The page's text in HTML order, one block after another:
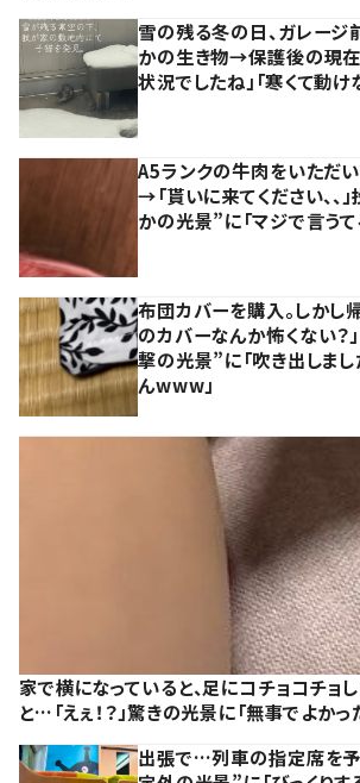
雪の残る冬の日、ガレージ
かの生き物→保護後の現
状況でしたね」「寒くて動け
A5ランクの牛肉をいただい
→「貰いに来てください、、
かの光景”に「マジで言うて
布団カバーを購入。しかし
のカバーなんか怖くない？
撃の光景”に「吹き出しまし
んwww」
家で横になっていると、足にコチョコチョ
と…「えぇ！？」驚きの光景に「無事でよかっ
出張で…列車の指定席を